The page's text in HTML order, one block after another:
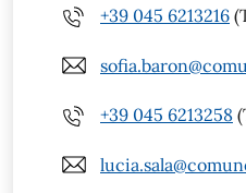
+39 045 6213216
+39 045 6213258